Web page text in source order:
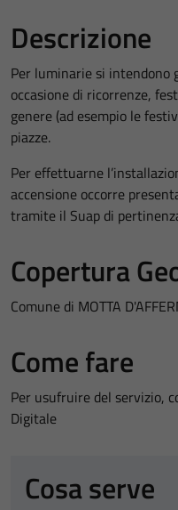
Descrizione
Per luminarie si intendono
occasione di ricorrenze,
genere (ad esempio le
piazze.
Per effettuarne
accensione occorre
tramite il Suap di
Copertura
Comune di MOTTA
Come fare
Per usufruire del servizio,
Digitale
Cosa serve